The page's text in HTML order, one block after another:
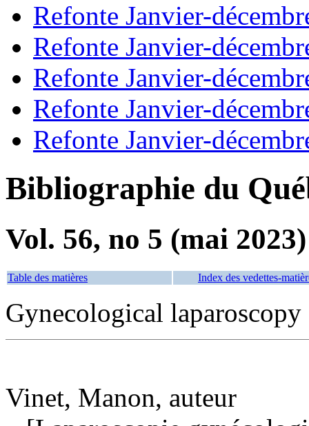
Refonte Janvier-
Refonte Janvier-
Refonte Janvier-
Refonte Janvier-
Refonte Janvier-
Bibliographie du
Vol. 56, no 5 (mai 2023)
Table des matières Index des vedettes-
Gynecological laparoscopy
Vinet, Manon, auteur